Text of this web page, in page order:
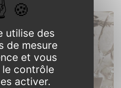
utilise des
de mesure
et vous
le contrôle
activer.